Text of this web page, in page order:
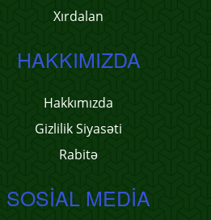
Xırdalan
HAKKIMIZDA
Hakkımızda
Gizlilik Siyasəti
Rabitə
SOSIAL MEDIA